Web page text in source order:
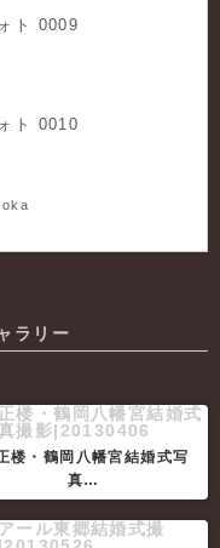
ラリー
楼・鶴岡八幡宮結婚式写
真…